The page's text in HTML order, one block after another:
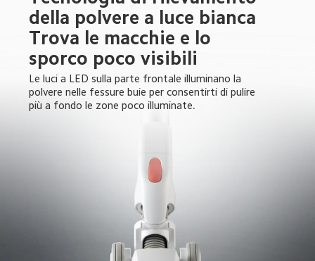
della polvere a luce bianca
Trova le macchie e lo
sporco poco visibili
Le luci a LED sulla parte frontale illuminano la
polvere nelle fessure buie per consentirti di pulire
più a fondo le zone poco illuminate.